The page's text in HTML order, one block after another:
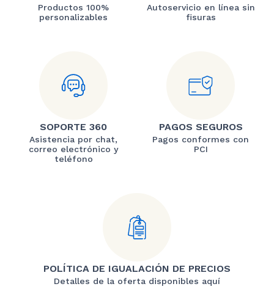
Productos 100%
personalizables
Autoservicio en línea sin
fisuras
SOPORTE 360
Asistencia por chat,
correo electrónico y
teléfono
PAGOS SEGUROS
Pagos conformes con
PCI
POLÍTICA DE IGUALACIÓN DE PRECIOS
Detalles de la oferta disponibles aquí